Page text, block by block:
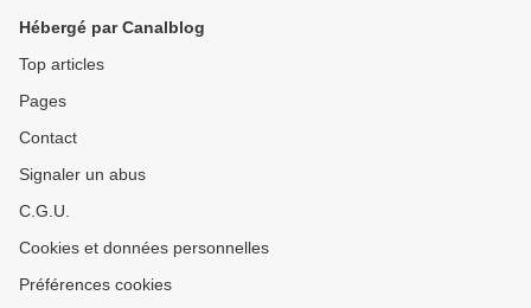
Hébergé par Canalblog
Top articles
Pages
Contact
Signaler un abus
C.G.U.
Cookies et données personnelles
Préférences cookies